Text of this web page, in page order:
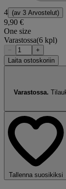
4 (av 3 Arvostelut)
9,90 €
One size
Varastossa(6 kpl)
−
+
Laita ostoskoriin
Varastossa.
Tallenna suosikiksi